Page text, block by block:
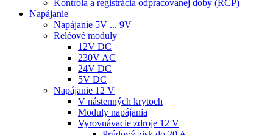
Kontrola a registrácia odpracovanej doby (RCP)
Napájanie
Napájanie 5V ... 9V
Reléové moduly
12V DC
230V AC
24V DC
5V DC
Napájanie 12 V
V nástenných krytoch
Moduly napájania
Vyrovnávacie zdroje 12 V